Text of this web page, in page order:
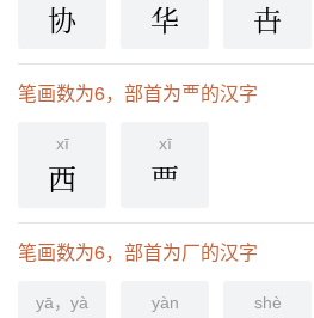
协 华 卋
笔画数为6，部首为覀的汉字
xī
西
xī
覀
笔画数为6，部首为厂的汉字
yā，yà yàn shè